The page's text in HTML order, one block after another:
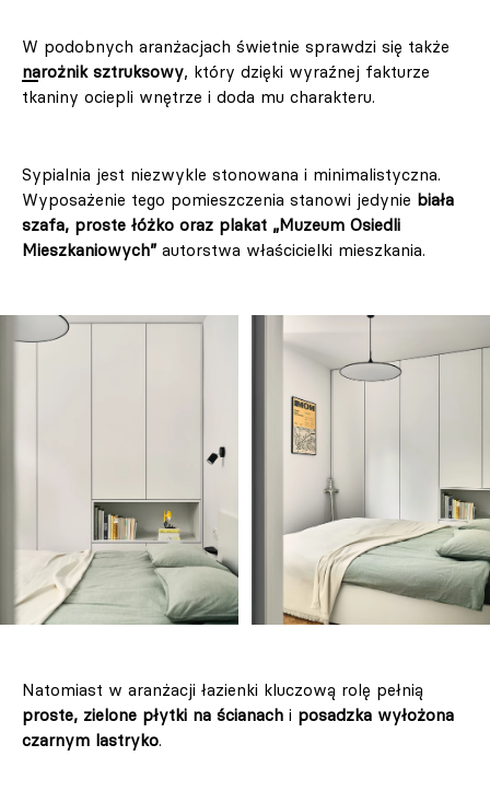
W podobnych aranżacjach świetnie sprawdzi się także
narożnik sztruksowy, który dzięki wyraźnej fakturze
tkaniny ociepli wnętrze i doda mu charakteru.
Sypialnia jest niezwykle stonowana i minimalistyczna.
Wyposażenie tego pomieszczenia stanowi jedynie biała
szafa, proste łóżko oraz plakat „Muzeum Osiedli
Mieszkaniowych” autorstwa właścicielki mieszkania.
Natomiast w aranżacji łazienki kluczową rolę pełnią
proste, zielone płytki na ścianach i posadzka wyłożona
czarnym lastryko.